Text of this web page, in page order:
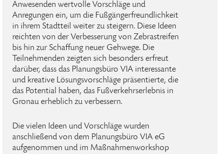
Anwesenden wertvolle Vorschläge und
Anregungen ein, um die Fußgängerfreundlichkeit
in ihrem Stadtteil weiter zu steigern. Diese Ideen
reichten von der Verbesserung von Zebrastreifen
bis hin zur Schaffung neuer Gehwege. Die
Teilnehmenden zeigten sich besonders erfreut
darüber, dass das Planungsbüro VIA interessante
und kreative Lösungsvorschläge präsentierte, die
das Potential haben, das Fußverkehrserlebnis in
Gronau erheblich zu verbessern.
Die vielen Ideen und Vorschläge wurden
anschließend von dem Planungsbüro VIA eG
aufgenommen und im Maßnahmenworkshop